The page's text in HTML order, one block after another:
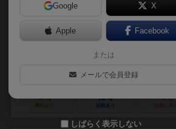
作品説明文の編集者を募
セドリック・ミレー（Cédric Millet）
オスカー・マヌエル（Oscar Manuel）
スーパーミープル（Super Meeple）
4
興味あり
4
経験あり
0
Google X
Apple Facebook
または
メールで会員登録
しばらく表示しない